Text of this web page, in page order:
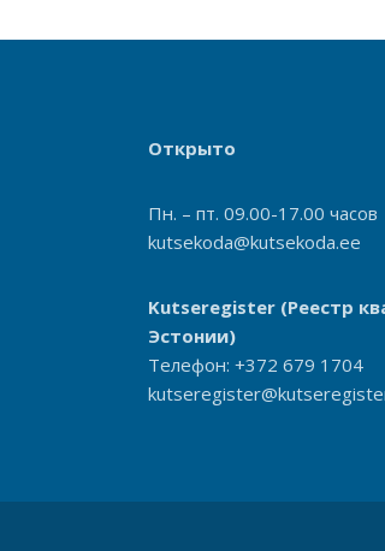
Открыто
Пн. – пт. 09.00-17.00 часов
kutsekoda@kutsekoda.ee
Kutseregister (Реестр
Эстонии)
Телефон: +372 679 1704